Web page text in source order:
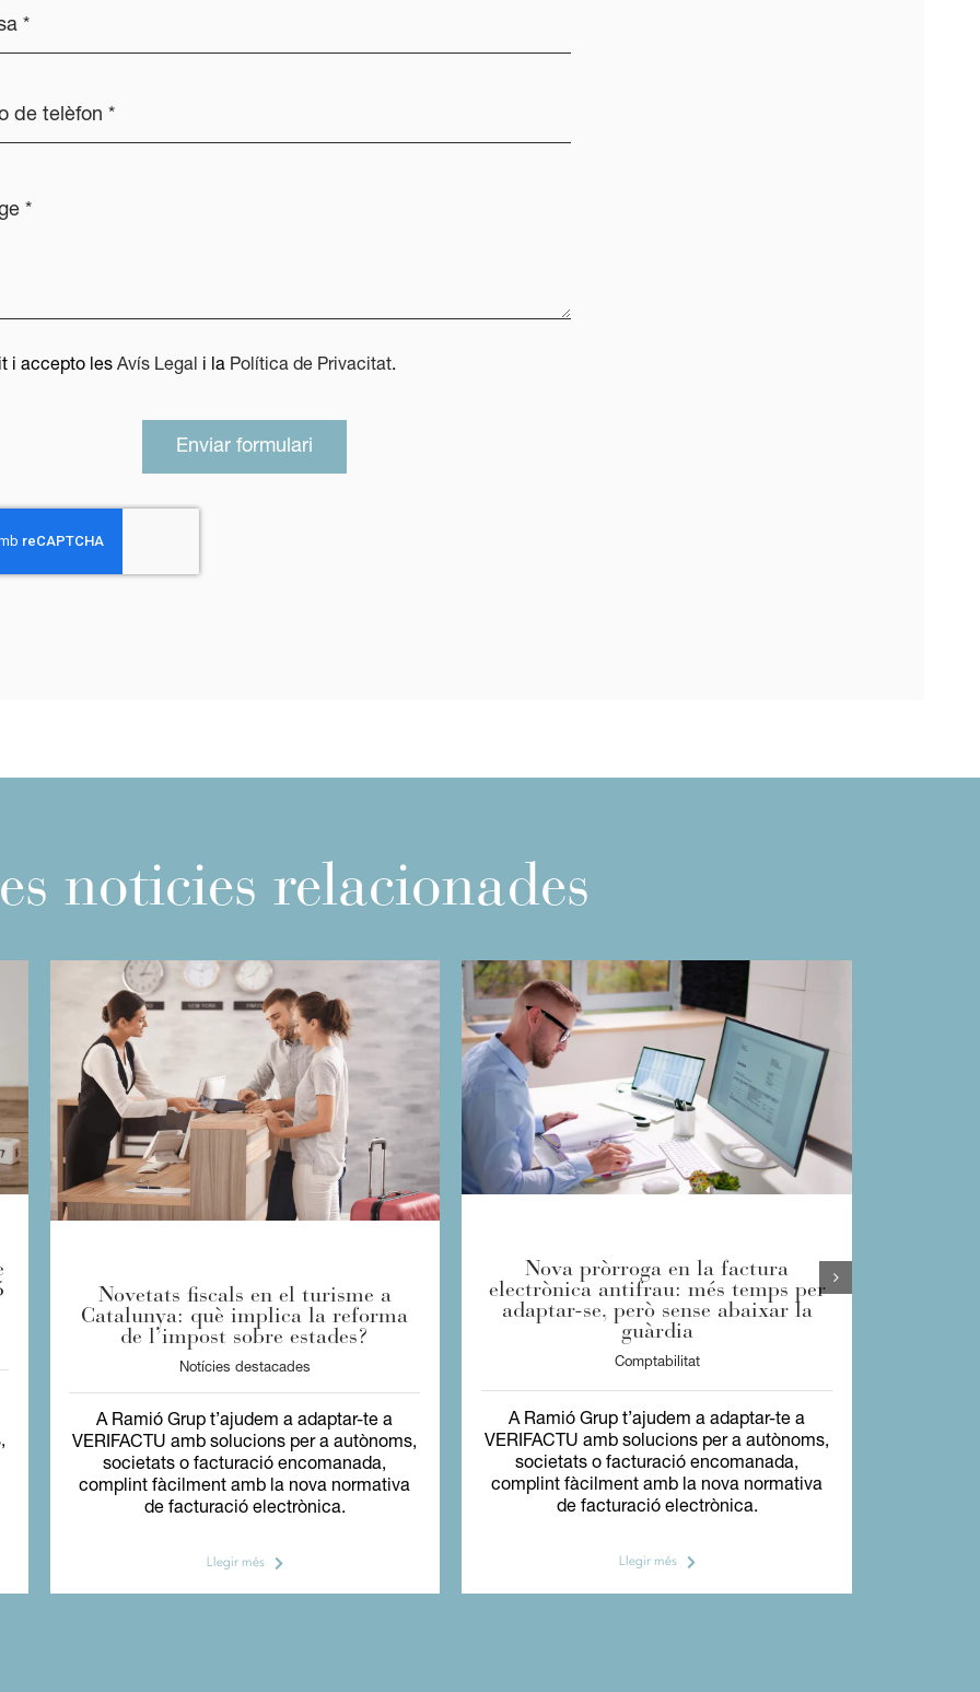
i accepto lesAvís Legal i la Política de Privacitat.
Enviar formulari
noticies relacionades
Novetats fiscals en el turisme a
Catalunya: què implica la reforma
de l’impost sobre estades?
Notícies destacades
A Ramió Grup t’ajudem a adaptar-te a
VERIFACTU amb solucions per a autònoms,
societats o facturació encomanada,
complint fàcilment amb la nova normativa
de facturació electrònica.
Llegir més
Nova pròrroga en la factura
electrònica antifrau: més temps per
adaptar-se, però sense abaixar la
guàrdia
Comptabilitat
A Ramió Grup t’ajudem a adaptar-te a
VERIFACTU amb solucions per a autònoms,
societats o facturació encomanada,
complint fàcilment amb la nova normativa
de facturació electrònica.
Llegir més